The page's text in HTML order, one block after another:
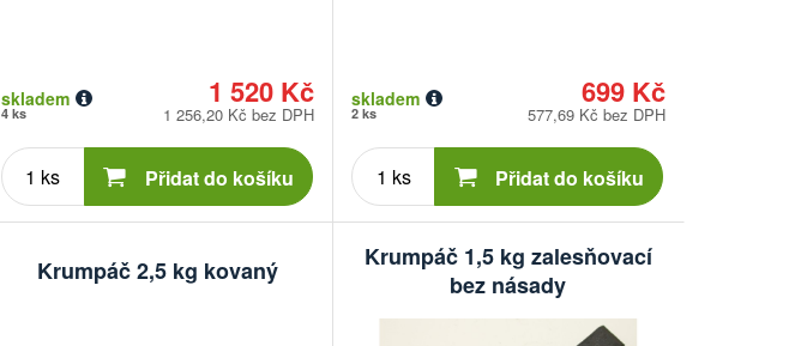
1 520 Kč
skladem
4 ks 1 256,20 Kč bez DPH
Počet
kusů Přidat do košíku
699 Kč
skladem
2 ks 577,69 Kč bez DPH
Počet
kusů Přidat do košíku
Krumpáč 2,5 kg kovaný
Krumpáč 1,5 kg zalesňovací
bez násady